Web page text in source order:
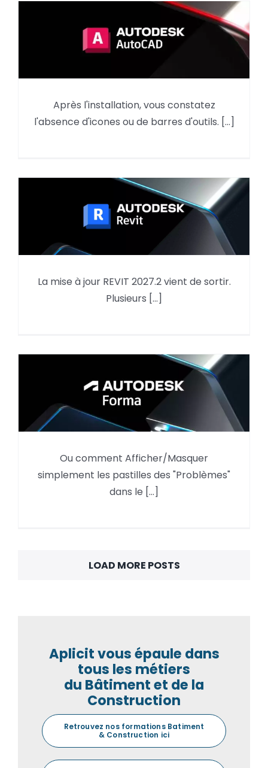
AutoCAD : reprendre des
éléments du menu d’une
Après l'installation, vous constatez
l'absence d'icones ou de barres d'outils. [...]
Mise à jour REVIT 2027.2
La mise à jour REVIT 2027.2 vient de sortir.
Plusieurs [...]
Autodesk Forma,
Afficher/Masquer les
« Problèmes »
Ou comment Afficher/Masquer
simplement les pastilles des "Problèmes"
dans le [...]
LOAD MORE POSTS
Aplicit vous épaule dans
tous les métiers
du Bâtiment et de la
Construction
Retrouvez nos formations Batiment
& Construction ici